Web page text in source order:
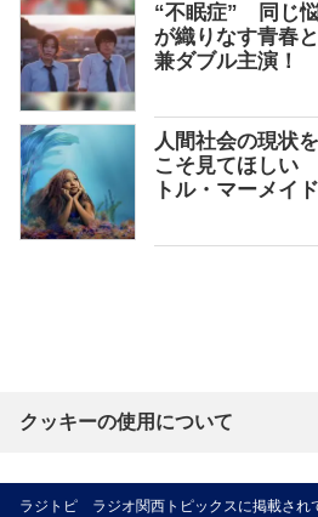
“不眠症” 同じ
が織りなす青春
兼ダブル主演！
人間社会の現状
こそ見てほしい
トル・マーメイド
クッキーの使用について
ラジトピ ラジオ関西トピックスに掲載され